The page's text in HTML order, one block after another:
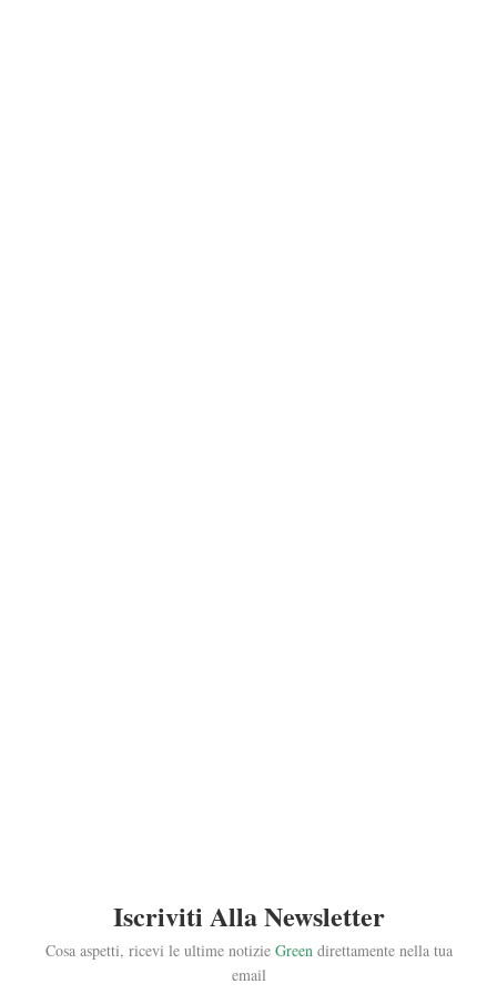
Iscriviti Alla Newsletter
Cosa aspetti, ricevi le ultime notizie Green direttamente nella tua
email